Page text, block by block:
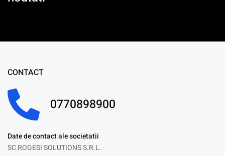
CONTACT
0770898900
Date de contact ale societatii
SC ROGESI SOLUTIONS S.R.L.